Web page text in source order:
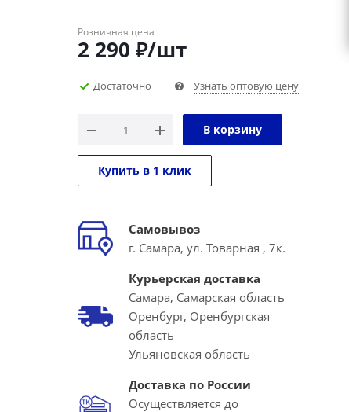
Розничная цена
2 290 ₽/шт
Достаточно Узнать оптовую цену
В корзину
Купить в 1 клик
Самовывоз
г. Самара, ул. Товарная , 7к.
Курьерская доставка
Самара, Самарская область
Оренбург, Оренбургская
область
Ульяновская область
Доставка по России
Осуществляется до